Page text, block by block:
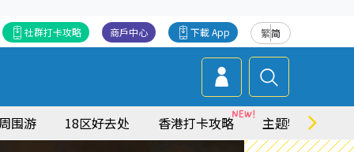
繁简
下載 App
商戶中心
社群打卡攻略
围游 18区好去处 香港打卡攻略 主题特集